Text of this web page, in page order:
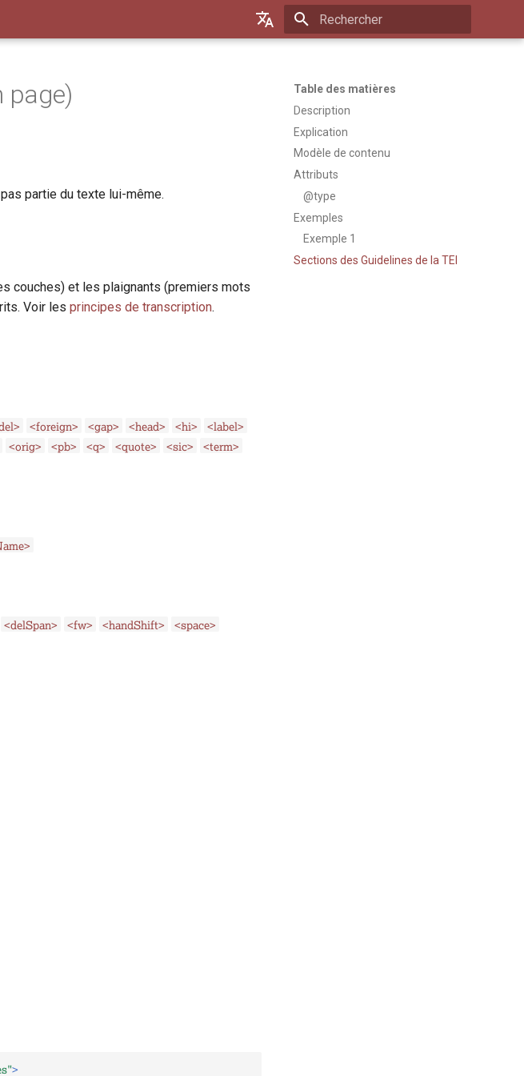
Table des matières
Description
Explication
Modèle de contenu
Attributs
@type
Exemples
Exemple 1
Sections des Guidelines de la TEI
page)
partie du texte lui-même.
couches) et les plaignants (premiers mots
Voir les principes de transcription.
<foreign> <gap> <head> <hi>
<label>
<orig> <pb> <q> <quote> <sic>
<term>
<delSpan> <fw> <handShift>
<space>
>